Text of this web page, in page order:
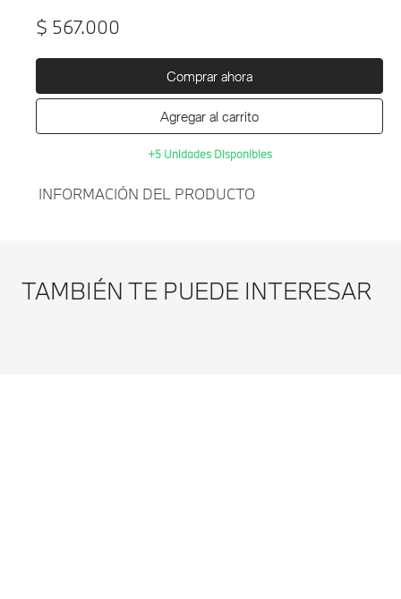
$ 567.000
Comprar ahora
Agregar al carrito
+5 Unidades Disponibles
INFORMACIÓN DEL PRODUCTO
TRASERO BMW X1L U12-
GRIS
TAMBIÉN TE PUEDE INTERESAR